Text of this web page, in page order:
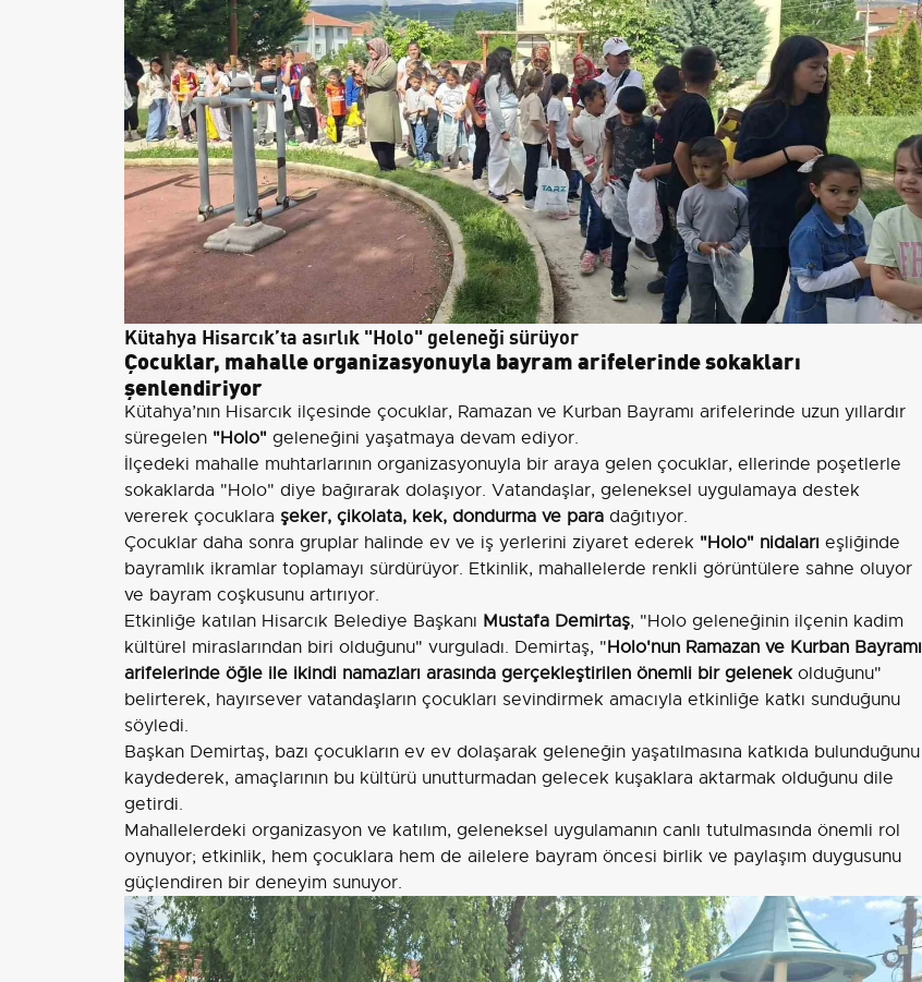
Kütahya Hisarcık’ta asırlık "Holo" geleneği sürüyor
Çocuklar, mahalle organizasyonuyla bayram arifelerinde sokakları
şenlendiriyor
Kütahya’nın Hisarcık ilçesinde çocuklar, Ramazan ve Kurban Bayramı arifelerinde uzun yıllardır
süregelen "Holo" geleneğini yaşatmaya devam ediyor.
İlçedeki mahalle muhtarlarının organizasyonuyla bir araya gelen çocuklar, ellerinde poşetlerle
sokaklarda "Holo" diye bağırarak dolaşıyor. Vatandaşlar, geleneksel uygulamaya destek
vererek çocuklara şeker, çikolata, kek, dondurma ve para dağıtıyor.
Çocuklar daha sonra gruplar halinde ev ve iş yerlerini ziyaret ederek "Holo" nidaları eşliğinde
bayramlık ikramlar toplamayı sürdürüyor. Etkinlik, mahallelerde renkli görüntülere sahne oluyor
ve bayram coşkusunu artırıyor.
Etkinliğe katılan Hisarcık Belediye Başkanı Mustafa Demirtaş, "Holo geleneğinin ilçenin kadim
kültürel miraslarından biri olduğunu" vurguladı. Demirtaş, "Holo'nun Ramazan ve Kurban Bayramı
arifelerinde öğle ile ikindi namazları arasında gerçekleştirilen önemli bir gelenekolduğunu"
belirterek, hayırsever vatandaşların çocukları sevindirmek amacıyla etkinliğe katkı sunduğunu
söyledi.
Başkan Demirtaş, bazı çocukların ev ev dolaşarak geleneğin yaşatılmasına katkıda bulunduğunu
kaydederek, amaçlarının bu kültürü unutturmadan gelecek kuşaklara aktarmak olduğunu dile
getirdi.
Mahallelerdeki organizasyon ve katılım, geleneksel uygulamanın canlı tutulmasında önemli rol
oynuyor; etkinlik, hem çocuklara hem de ailelere bayram öncesi birlik ve paylaşım duygusunu
güçlendiren bir deneyim sunuyor.